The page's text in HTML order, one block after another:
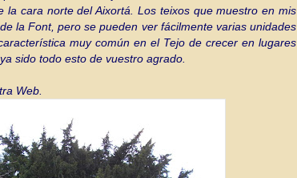
la cara norte del Aixortá. Los teixos que muestro en mis
la Font, pero se pueden ver fácilmente varias unidades
muy común en el Tejo de crecer en lugares
sido todo esto de vuestro agrado.
Web.